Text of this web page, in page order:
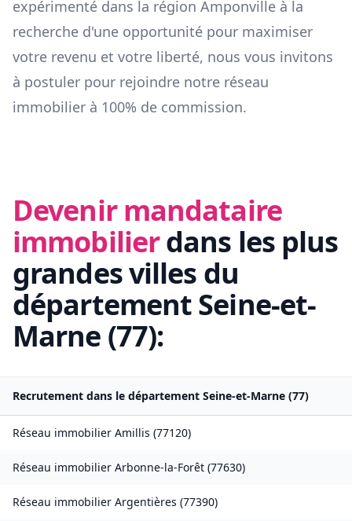
expérimenté dans la région Amponville à la
recherche d'une opportunité pour maximiser
votre revenu et votre liberté, nous vous invitons
à postuler pour rejoindre notre réseau
immobilier à 100% de commission.
Devenir mandataire
immobilierdans les plus
grandes villes du
départementSeine-et-
Marne (77):
Recrutement dans le département Seine-et-Marne (77)
Réseau immobilier Amillis (77120)
Réseau immobilier Arbonne-la-Forêt (77630)
Réseau immobilier Argentières (77390)